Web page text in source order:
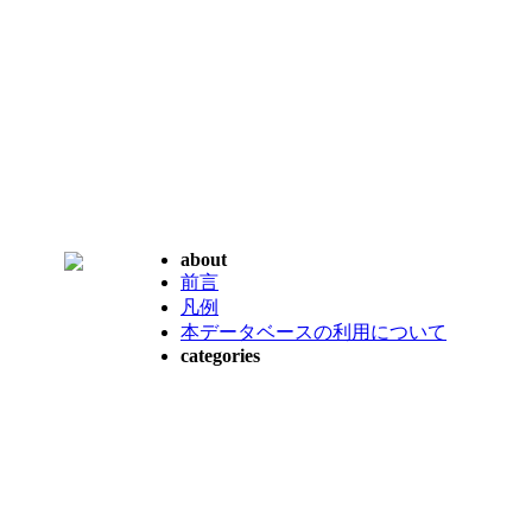
about
前言
凡例
本データベースの利用について
categories